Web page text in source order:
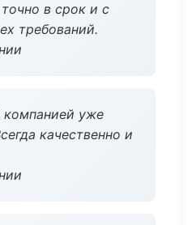
в срок и с
требований.
компанией уже
качественно и